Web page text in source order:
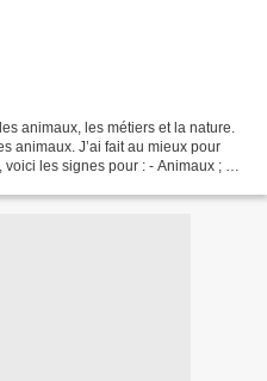
animaux, les métiers et la nature.
animaux. J’ai fait au mieux pour
les signes pour : - Animaux ; Un